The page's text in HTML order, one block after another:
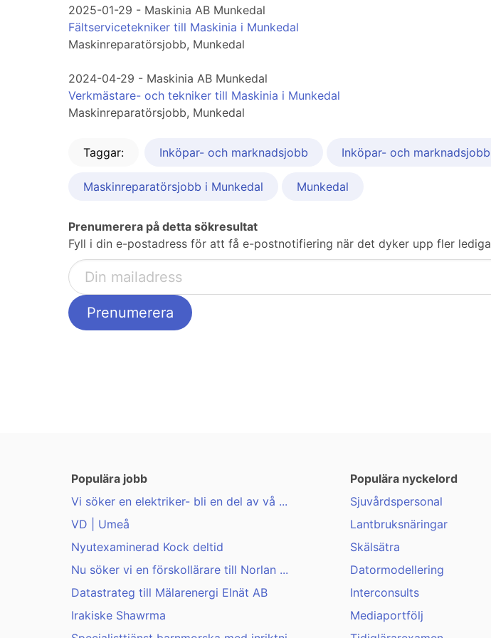
2025-01-29 - Maskinia AB Munkedal
Fältservicetekniker till Maskinia i Munkedal
Maskinreparatörsjobb, Munkedal
2024-04-29 - Maskinia AB Munkedal
Verkmästare- och tekniker till Maskinia i Munkedal
Maskinreparatörsjobb, Munkedal
Taggar: Inköpar- och marknadsjobb Inköpar- och
Maskinreparatörsjobb i Munkedal Munkedal
Prenumerera på detta sökresultat
Fyll i din e-postadress för att få e-postnotifiering när det dyker upp fler
Populära jobb
Vi söker en elektriker- bli en del av vå ...
VD | Umeå
Nyutexaminerad Kock deltid
Nu söker vi en förskollärare till Norlan ...
Datastrateg till Mälarenergi Elnät AB
Irakiske Shawrma
Populära nyckelord
Sjuvårdspersonal
Lantbruksnäringar
Skälsätra
Datormodellering
Interconsults
Mediaportfölj